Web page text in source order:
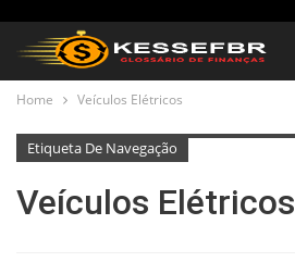
Home Veículos Elétricos
Etiqueta De Navegação
Veículos Elétricos